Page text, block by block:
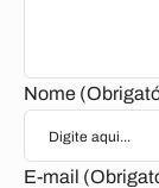
Nome
E-mail